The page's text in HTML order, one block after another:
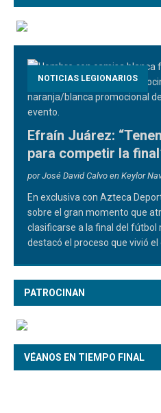
NOTICIAS LEGIONARIOS
Efraín Juárez:
para competir la
por José David Calvo en Keylor
En exclusiva con Azteca
sobre el gran momento que
clasificarse a la final del fútbol
destacó el proceso que vivió el
PATROCINAN
VÉANOS EN TIEMPO FINAL